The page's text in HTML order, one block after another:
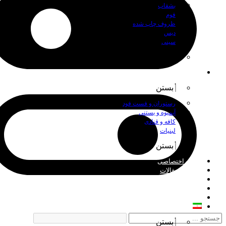
بشقاب
فوم
ظروف چاپ شده
دیس
سینی
بستن
رستوران و فست فود
آبمیوه و بستنی
کافه و قنادی
لبنیات
بستن
چاپ اختصاصی
اخبار و مقالات
بستن